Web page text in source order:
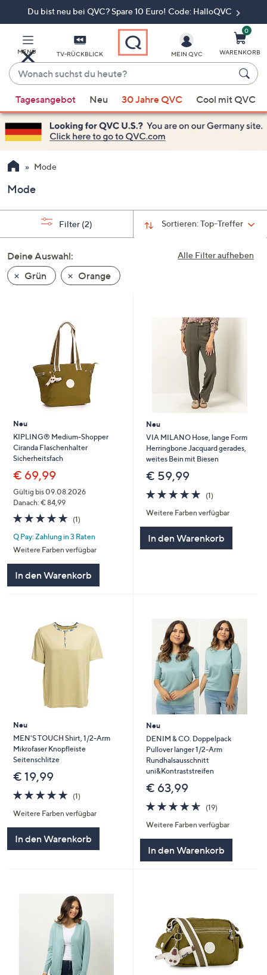
Du bist neu bei QVC? Spare 10 Euro! Code: HalloQVC
MENÜ TV-RÜCKBLICK
Wonach
suchst
du
heute?
Vorschläge
verfügbar
sind,
verwenden
Sie
Pfeiltasten
nach
und
nach
unten
oder
um
diese
anzuzeigen.
MEIN QVC
0
WARENKORB
Tagesangebot Neu 30 Jahre QVC Cool mit QVC
Mode
Mode
Sortieren:Top-Treffer
Filter (2)
Alle Filter aufheben
Deine Auswahl:
Grün
Orange
Neu
KIPLING® Medium-Shopper
Ciranda Flaschenhalter
Sicherheitsfach
€ 69,99
Gültig bis 09.08.2026
Danach: € 84,99
5.0
von
5
(1)1
Q Pay: Zahlung in 3 Raten
Weitere Farben verfügbar
In den Warenkorb
Neu
VIA MILANO Hose, lange Form
Herringbone Jacquard gerades,
weites Bein mit Biesen
€ 59,99
5.0
von
5
(1)1
Weitere Farben verfügbar
In den Warenkorb
Neu
MEN'S TOUCH Shirt, 1/2-Arm
Mikrofaser Knopfleiste
Seitenschlitze
€ 19,99
5.0
von
5
(1)1
Weitere Farben verfügbar
In den Warenkorb
Neu
DENIM & CO. Doppelpack
Pullover langer 1/2-Arm
Rundhalsausschnitt
uni&Kontraststreifen
€ 63,99
4.5
von
5
(19)19
Weitere Farben verfügbar
In den Warenkorb